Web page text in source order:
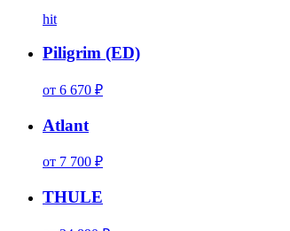
hit
Piligrim (ED)
от 6 670 ₽
Atlant
от 7 700 ₽
THULE